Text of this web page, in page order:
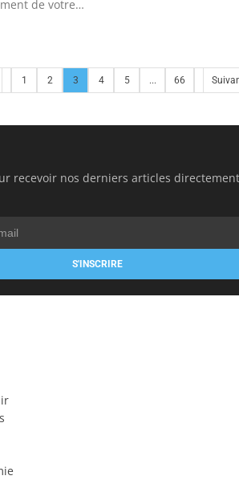
de votre…
1 2 3 4 5 ... 66
recevoir nos derniers articles
S'INSCRIRE